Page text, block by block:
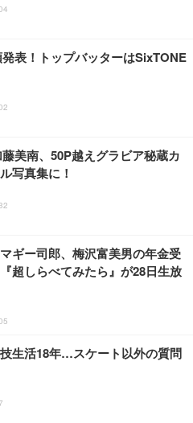
表！トップバッターはSixTONE
美南、50P越えグラビア秘蔵カ
写真集に！
ギー司郎、梅沢富美男の年金受
超しらべてみたら』が28日生放
生活18年…スケート以外の質問